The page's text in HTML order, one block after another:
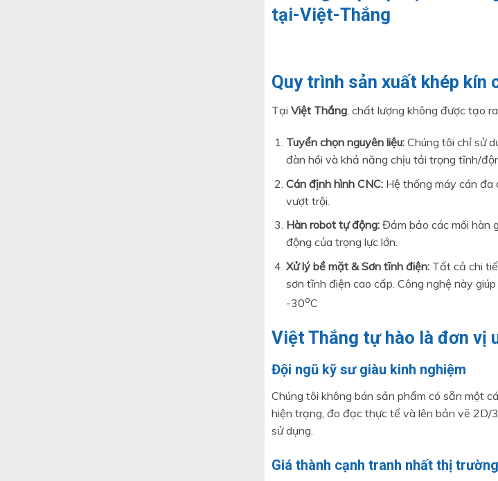
Quy trình sản xuất khép kín
Tại Việt Thắng, chất lượng không được tạo
Tuyển chọn nguyên liệu:Chúng tôi chỉ sử
đàn hồi và khả năng chịu tải trọng tĩnh/
Cán định hình CNC:Hệ thống máy cán đa
vượt trội.
Hàn robot tự động:Đảm bảo các mối hàn
động của trọng lực lớn.
Xử lý bề mặt & Sơn tĩnh điện:Tất cả chi
sơn tĩnh điện cao cấp. Công nghệ này
-30oC
Việt Thắng tự hào là đơn vị
Đội ngũ kỹ sư giàu kinh nghiệm
Chúng tôi không bán sản phẩm có sẵn một
hiện trạng, đo đạc thực tế và lên bản vẽ 2D/
sử dụng.
Giá thành cạnh tranh nhất thị trường